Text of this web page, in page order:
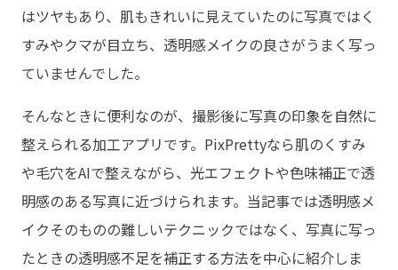
はツヤもあり、肌もきれいに見えていたのに写真ではく
すみやクマが目立ち、透明感メイクの良さがうまく写っ
ていませんでした。
そんなときに便利なのが、撮影後に写真の印象を自然に
整えられる加工アプリです。PixPrettyなら肌のくすみ
や毛穴をAIで整えながら、光エフェクトや色味補正で透
明感のある写真に近づけられます。当記事では透明感メ
イクそのものの難しいテクニックではなく、写真に写っ
たときの透明感不足を補正する方法を中心に紹介しま